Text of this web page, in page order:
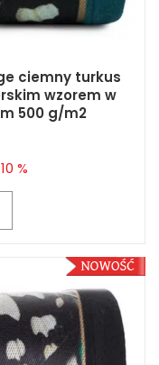
ciemny turkus
wzorem w
500 g/m2
%